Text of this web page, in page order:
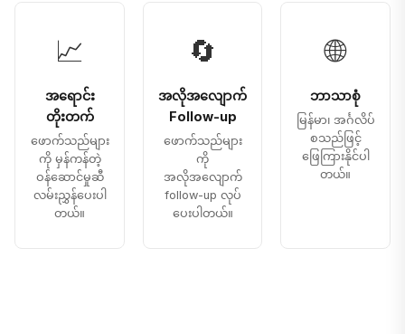
📈
အရောင်း
တိုးတက်
ဖောက်သည်များ
ကို မှန်ကန်တဲ့
ဝန်ဆောင်မှုဆီ
လမ်းညွှန်ပေးပါ
တယ်။
🔄
အလိုအလျောက်
Follow-up
ဖောက်သည်များ
ကို
အလိုအလျောက်
follow-up လုပ်
ပေးပါတယ်။
🌐
ဘာသာစုံ
မြန်မာ၊ အင်္ဂလိပ်
စသည်ဖြင့်
ဖြေကြားနိုင်ပါ
တယ်။